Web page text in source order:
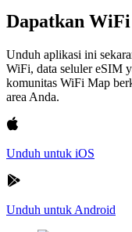
Dapatkan
Unduh aplikasi ini
WiFi, data seluler eSIM
komunitas WiFi Map
area Anda.
Unduh untuk iOS
Unduh untuk Android